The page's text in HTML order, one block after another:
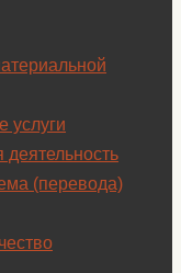
услуги
(перевода)